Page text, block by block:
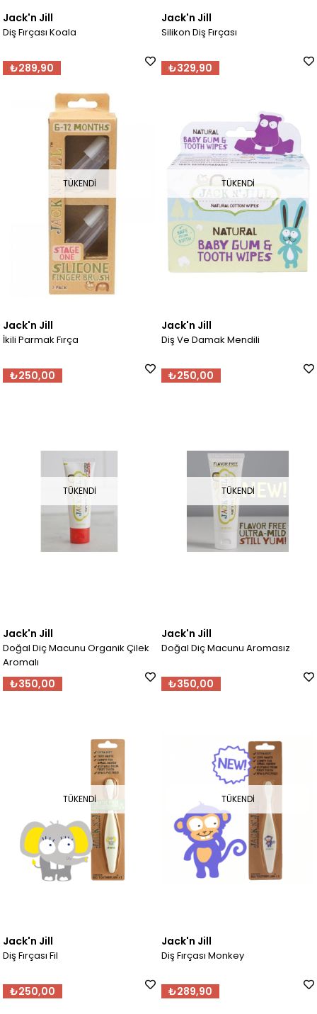
Jack'n Jill
Diş Fırçası Koala
₺289,90
Jack'n Jill
Silikon Diş Fırçası
₺329,90
TÜKENDI
Jack'n Jill
İkili Parmak Fırça
₺250,00
TÜKENDI
Jack'n Jill
Diş Ve Damak Mendili
₺250,00
TÜKENDI
Jack'n Jill
Doğal Diç Macunu Organik Çilek
Aromalı
₺350,00
TÜKENDI
Jack'n Jill
Doğal Diç Macunu Aromasız
₺350,00
TÜKENDI
Jack'n Jill
Diş Fırçası Fil
₺250,00
TÜKENDI
Jack'n Jill
Diş Fırçası Monkey
₺289,90